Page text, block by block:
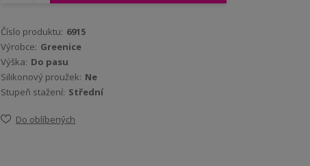
Číslo produktu: 6915
Výrobce: Greenice
Výška: Do pasu
Silikonový proužek: Ne
Stupeň stažení: Střední
Do oblíbených